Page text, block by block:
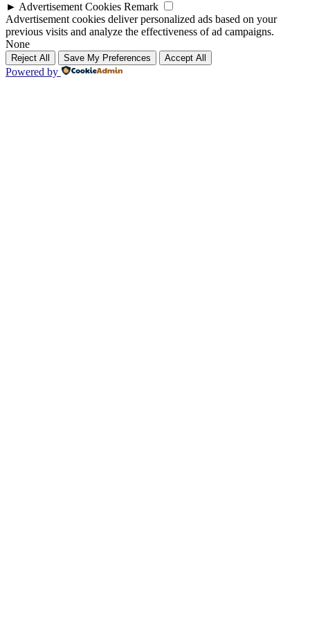
► Advertisement Cookies Remark
Advertisement cookies deliver personalized ads based on your
previous visits and analyze the effectiveness of ad campaigns.
None
Reject All Save My Preferences Accept All
Powered by